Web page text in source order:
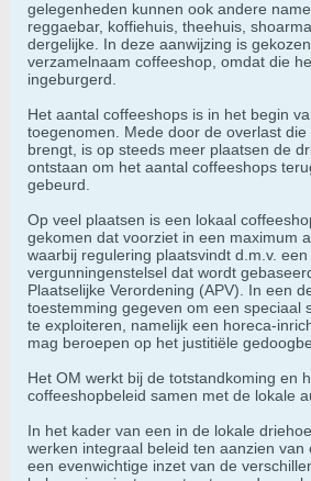
gelegenheden kunnen ook andere
reggaebar, koffiehuis, theehuis,
dergelijke. In deze aanwijzing is
verzamelnaam coffeeshop, omdat die
ingeburgerd.
Het aantal coffeeshops is in het begin
toegenomen. Mede door de overlast
brengt, is op steeds meer plaatsen de
ontstaan om het aantal coffeeshops
gebeurd.
Op veel plaatsen is een lokaal
gekomen dat voorziet in een maximum
waarbij regulering plaatsvindt d.m.v.
vergunningenstelsel dat wordt
Plaatselijke Verordening (APV). In een
toestemming gegeven om een speciaal
te exploiteren, namelijk een horeca-
mag beroepen op het justitiële
Het OM werkt bij de totstandkoming en
coffeeshopbeleid samen met de lokale
In het kader van een in de lokale
werken integraal beleid ten aanzien van
een evenwichtige inzet van de